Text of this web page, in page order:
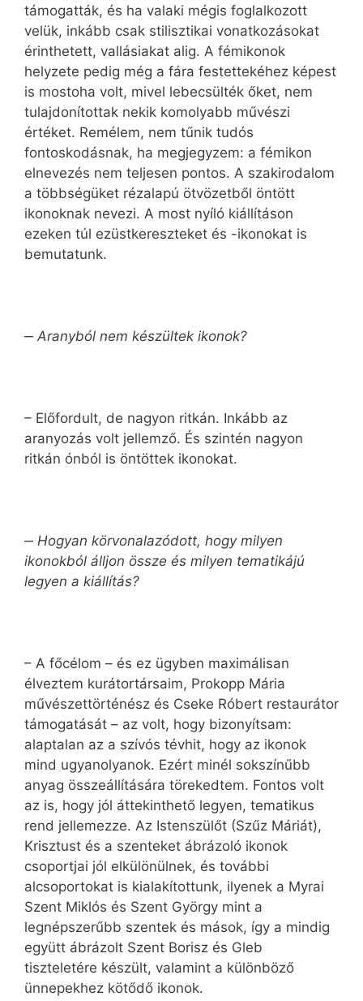
támogatták, és ha valaki mégis foglalkozott
velük, inkább csak stilisztikai vonatkozásokat
érinthetett, vallásiakat alig. A fémikonok
helyzete pedig még a fára festettekéhez képest
is mostoha volt, mivel lebecsülték őket, nem
tulajdonítottak nekik komolyabb művészi
értéket. Remélem, nem tűnik tudós
fontoskodásnak, ha megjegyzem: a fémikon
elnevezés nem teljesen pontos. A szakirodalom
a többségüket rézalapú ötvözetből öntött
ikonoknak nevezi. A most nyíló kiállításon
ezeken túl ezüstkereszteket és -ikonokat is
bemutatunk.
‒ Aranyból nem készültek ikonok?
– Előfordult, de nagyon ritkán. Inkább az
aranyozás volt jellemző. És szintén nagyon
ritkán ónból is öntöttek ikonokat.
‒ Hogyan körvonalazódott, hogy milyen
ikonokból álljon össze és milyen tematikájú
legyen a kiállítás?
– A főcélom – és ez ügyben maximálisan
élveztem kurátortársaim, Prokopp Mária
művészettörténész és Cseke Róbert restaurátor
támogatását – az volt, hogy bizonyítsam:
alaptalan az a szívós tévhit, hogy az ikonok
mind ugyanolyanok. Ezért minél sokszínűbb
anyag összeállítására törekedtem. Fontos volt
az is, hogy jól áttekinthető legyen, tematikus
rend jellemezze. Az Istenszülőt (Szűz Máriát),
Krisztust és a szenteket ábrázoló ikonok
csoportjai jól elkülönülnek, és további
alcsoportokat is kialakítottunk, ilyenek a Myrai
Szent Miklós és Szent György mint a
legnépszerűbb szentek és mások, így a mindig
együtt ábrázolt Szent Borisz és Gleb
tiszteletére készült, valamint a különböző
ünnepekhez kötődő ikonok.